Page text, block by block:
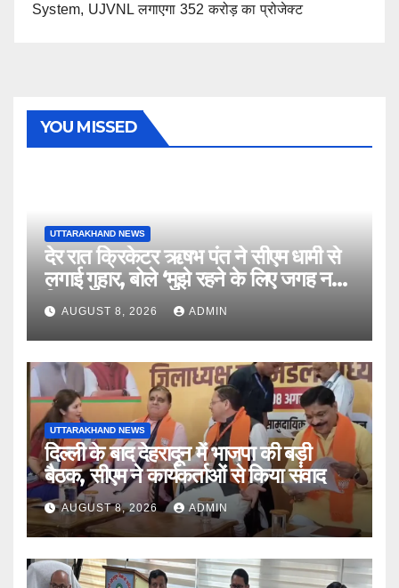
System, UJVNL लगाएगा 352 करोड़ का प्रोजेक्ट
YOU MISSED
UTTARAKHAND NEWS
देर रात क्रिकेटर ऋषभ पंत ने सीएम धामी से
लगाई गुहार, बोले ‘मुझे रहने के लिए जगह नहीं
मिल रही’
AUGUST 8, 2026 ADMIN
UTTARAKHAND NEWS
दिल्ली के बाद देहरादून में भाजपा की बड़ी
बैठक, सीएम ने कार्यकर्ताओं से किया संवाद
AUGUST 8, 2026 ADMIN